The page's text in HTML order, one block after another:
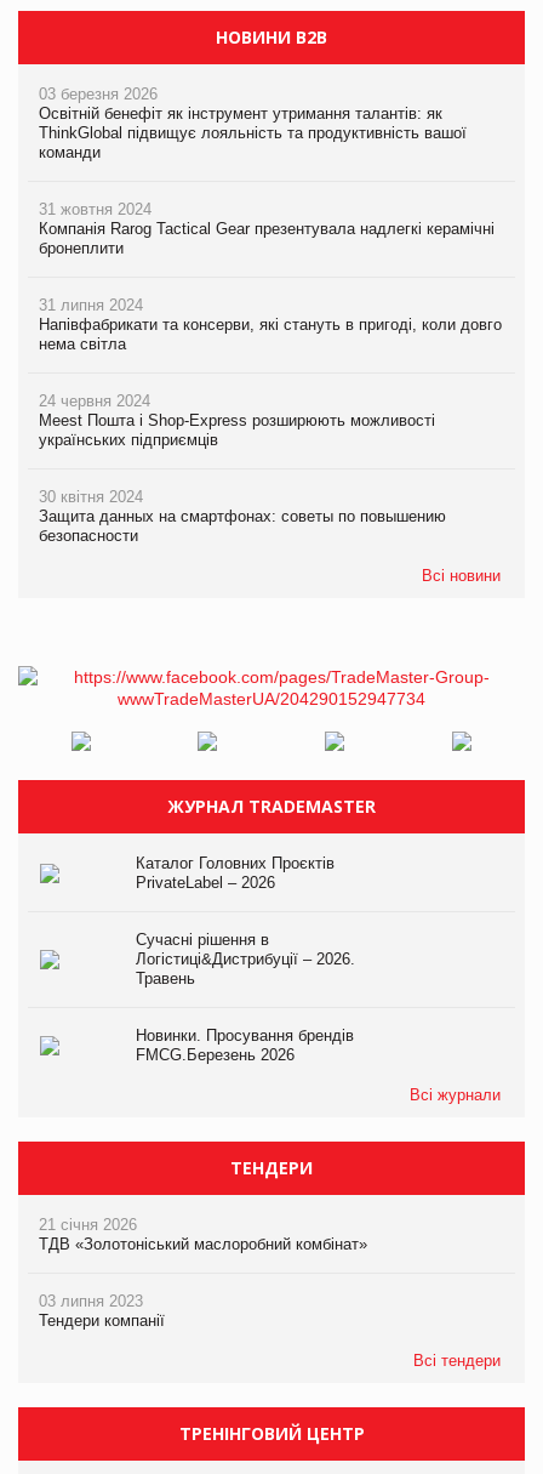
НОВИНИ B2B
03 березня 2026
Освітній бенефіт як інструмент утримання талантів: як
ThinkGlobal підвищує лояльність та продуктивність вашої
команди
31 жовтня 2024
Компанія Rarog Tactical Gear презентувала надлегкі керамічні
бронеплити
31 липня 2024
Напівфабрикати та консерви, які стануть в пригоді, коли довго
нема світла
24 червня 2024
Meest Пошта і Shop-Express розширюють можливості
українських підприємців
30 квітня 2024
Защита данных на смартфонах: советы по повышению
безопасности
Всі новини
ЖУРНАЛ TRADEMASTER
Каталог Головних Проєктів
PrivateLabel – 2026
Сучасні рішення в
Логістиці&Дистрибуції – 2026.
Травень
Новинки. Просування брендів
FMCG.Березень 2026
Всі журнали
ТЕНДЕРИ
21 січня 2026
ТДВ «Золотоніський маслоробний комбінат»
03 липня 2023
Тендери компанії
Всі тендери
ТРЕНІНГОВИЙ ЦЕНТР